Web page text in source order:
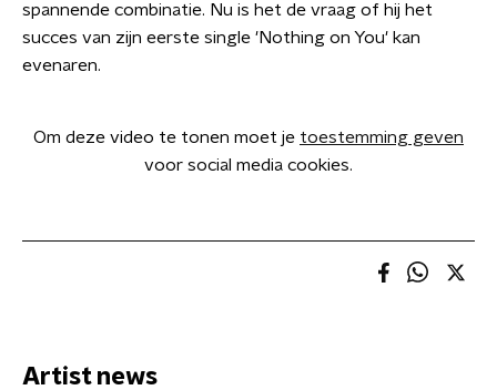
spannende combinatie. Nu is het de vraag of hij het
succes van zijn eerste single 'Nothing on You' kan
evenaren.
Om deze video te tonen moet je toestemming geven
voor social media cookies.
Artist news